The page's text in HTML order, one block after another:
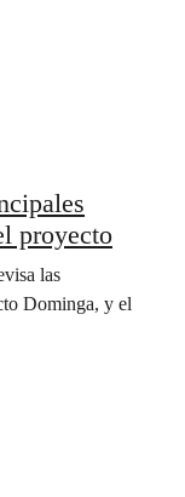
proyecto
las
Dominga, y el